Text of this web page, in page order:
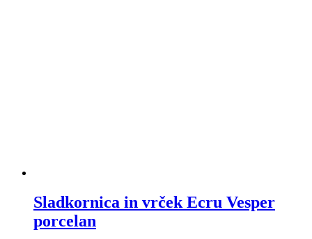
Sladkornica in vrček Ecru Vesper
porcelan